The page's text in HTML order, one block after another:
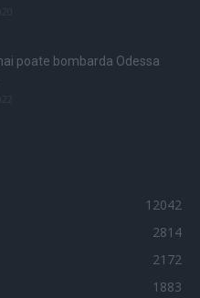
poate bombarda Odessa
12042
2814
2172
1883